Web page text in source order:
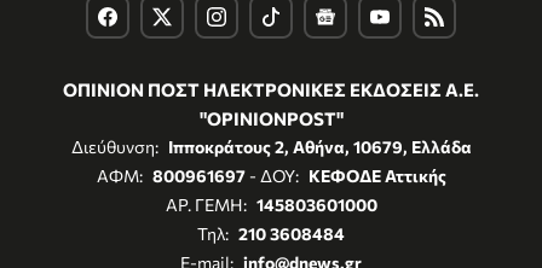
ΟΠΙΝΙΟΝ ΠΟΣΤ ΗΛΕΚΤΡΟΝΙΚΕΣ ΕΚΔΟΣΕΙΣ Α.Ε.
"OPINIONPOST"
Διεύθυνση: Ιπποκράτους 2, Αθήνα, 10679, Ελλάδα
ΑΦΜ: 800961697- ΔΟΥ: ΚΕΦΟΔΕ Αττικής
ΑΡ. ΓΕΜΗ: 145803601000
Τηλ: 210 3608484
E-mail: info@dnews.gr